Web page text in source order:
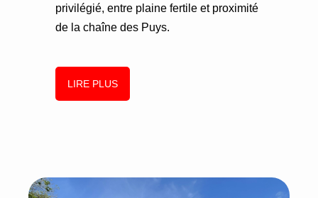
privilégié, entre plaine fertile et proximité
de la chaîne des Puys.
LIRE PLUS